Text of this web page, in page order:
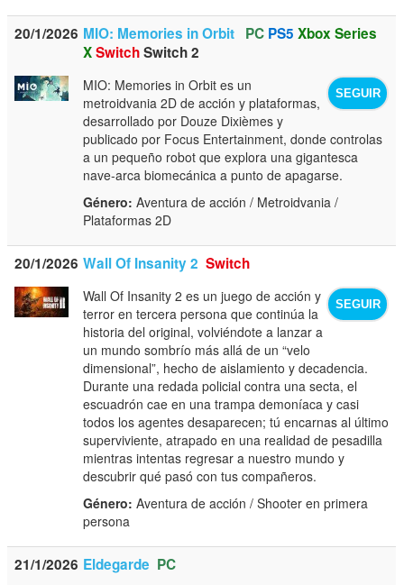
20/1/2026 MIO: Memories in Orbit PC PS5 Xbox Series
XSwitchSwitch 2
SEGUIR
MIO: Memories in Orbit es un
metroidvania 2D de acción y plataformas,
desarrollado por Douze Dixièmes y
publicado por Focus Entertainment, donde controlas
a un pequeño robot que explora una gigantesca
nave‑arca biomecánica a punto de apagarse.
Género: Aventura de acción / Metroidvania /
Plataformas 2D
20/1/2026 Wall Of Insanity 2 Switch
SEGUIR
Wall Of Insanity 2 es un juego de acción y
terror en tercera persona que continúa la
historia del original, volviéndote a lanzar a
un mundo sombrío más allá de un “velo
dimensional”, hecho de aislamiento y decadencia.
Durante una redada policial contra una secta, el
escuadrón cae en una trampa demoníaca y casi
todos los agentes desaparecen; tú encarnas al último
superviviente, atrapado en una realidad de pesadilla
mientras intentas regresar a nuestro mundo y
descubrir qué pasó con tus compañeros.
Género: Aventura de acción / Shooter en primera
persona
21/1/2026 Eldegarde PC